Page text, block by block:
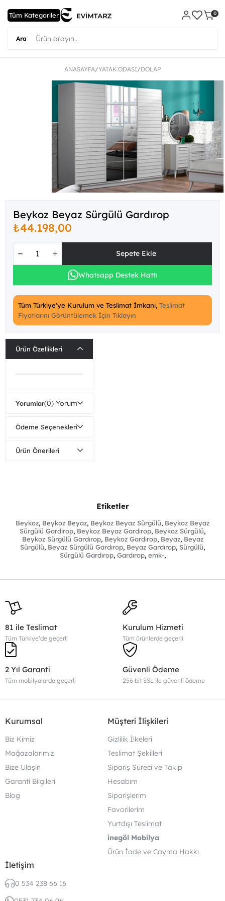
0
ANASAYFA YATAK ODASI DOLAP
Beykoz Beyaz Sürgülü Gardırop
₺44.198,00
Whatsapp Destek Hattı
Tüm Türkiye'ye Kurulum ve Teslimat İmkanı, Teslimat
Fiyatlarını Görüntülemek İçin Tıklayın
Ürün Özellikleri
Yorumlar(0)
Ödeme Seçenekleri
Ürün Önerileri
Etiketler
Beykoz, Beykoz Beyaz, Beykoz Beyaz Sürgülü, Beykoz Beyaz
Sürgülü Gardırop, Beykoz Beyaz Gardırop, Beykoz Sürgülü,
Beykoz Sürgülü Gardırop, Beykoz Gardırop, Beyaz, Beyaz
Sürgülü, Beyaz Sürgülü Gardırop, Beyaz Gardırop, Sürgülü,
Sürgülü Gardırop, Gardırop, emk-,
81 ile Teslimat
Tüm Türkiye’de geçerli
Kurulum Hizmeti
Tüm ürünlerde geçerli
2 Yıl Garanti
Tüm mobilyalarda geçerli
Güvenli Ödeme
256 bit SSL ile güvenli ödeme
Kurumsal
Biz Kimiz
Mağazalarımız
Bize Ulaşın
Garanti Bilgileri
Blog
Müşteri İlişkileri
Gizlilik İlkeleri
Teslimat Şekilleri
Sipariş Süreci ve Takip
Hesabım
Siparişlerim
Favorilerim
Yurtdışı Teslimat
inegöl Mobilya
Ürün İade ve Cayma Hakkı
İletişim
0 534 238 66 16